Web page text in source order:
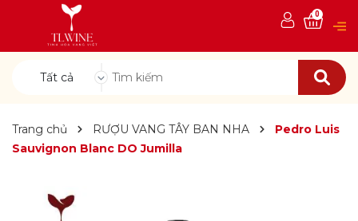
Tất cả
0
Trang chủ RƯỢU VANG TÂY BAN NHA
Pedro Luis
Sauvignon Blanc DO Jumilla